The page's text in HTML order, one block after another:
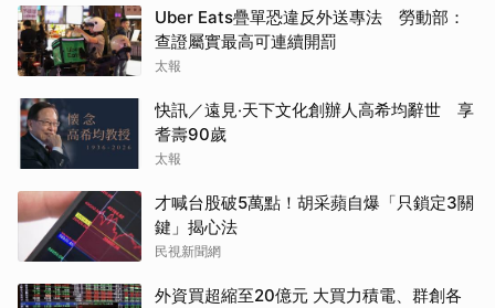
Uber Eats疊單恐違反外送專法 勞動部：
查證屬實最高可連續開罰
太報
快訊／遠見‧天下文化創辦人高希均辭世 享
耆壽90歲
太報
才喊台股破5萬點！胡采蘋自爆「只鎖定3關
鍵」揭心法
民視新聞網
外資買超縮至20億元 大買力積電、群創各